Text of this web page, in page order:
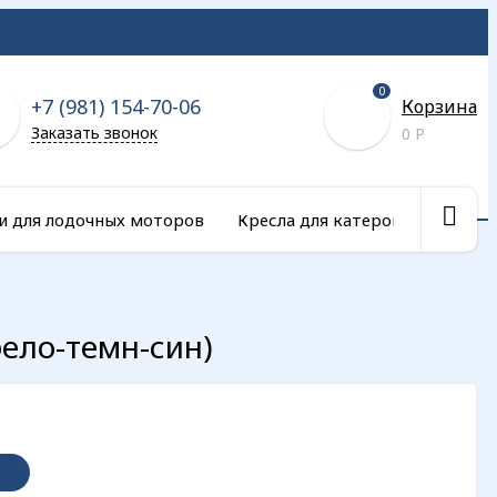
+7 (981) 154-70-06
Заказать звонок
0
Корзина
0 Р
для лодочных моторов Кресла для катеров и сиденья
темн-син)